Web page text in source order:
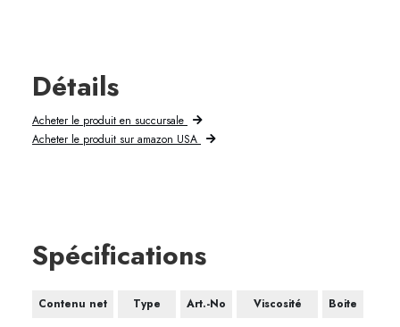
Détails
Acheter le produit en succursale
Acheter le produit sur amazon USA
Spécifications
Contenu net Type Art.-No Viscosité Boite